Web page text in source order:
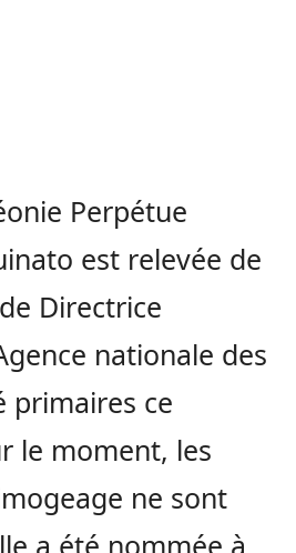
Perpétue
est relevée de
Directrice
nationale des
primaires ce
le moment, les
ne sont
a été nommée à